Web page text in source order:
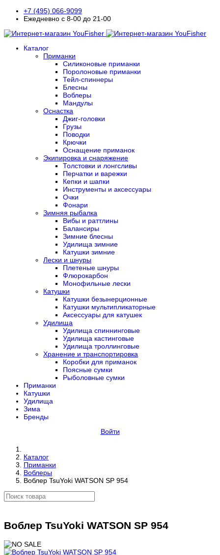
+7 (495) 066-9099
Ежедневно с 8-00 до 21-00
Каталог
Приманки
Силиконовые приманки
Поролоновые приманки
Тейл-спиннеры
Блесны
Воблеры
Мандулы
Оснастка
Джиг-головки
Грузы
Поводки
Крючки
Оснащение приманок
Экипировка и снаряжение
Толстовки и лонгсливы
Перчатки и варежки
Кепки и шапки
Инструменты и аксессуары
Очки
Фонари
Зимняя рыбалка
Вибы и раттлины
Балансиры
Зимние блесны
Удилища зимние
Катушки зимние
Лески и шнуры
Плетеные шнуры
Флюрокарбон
Монофильные лески
Катушки
Катушки безынерционные
Катушки мультипликаторные
Аксессуары для катушек
Удилища
Удилища спиннинговые
Удилища кастинговые
Удилища троллинговые
Хранение и транспортировка
Коробки для приманок
Поясные сумки
Рыболовные сумки
Приманки
Катушки
Удилища
Зима
Бренды
Войти
Каталог
Приманки
Воблеры
Воблер TsuYoki WATSON SP 954
Воблер TsuYoki WATSON SP 954